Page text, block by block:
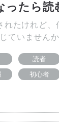
ったら
れたけれど、
ていません
読者
初心者